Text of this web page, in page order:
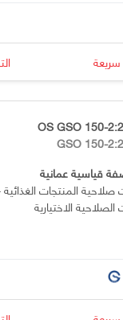
OS GSO 150-
GSO 150-
قياسية عمانية
صلاحية المنتجات الغذائية
الصلاحية الاختيارية